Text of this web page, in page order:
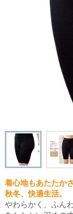
着心地もあたたか
秋冬、快適生活。
やわらかく、ふん